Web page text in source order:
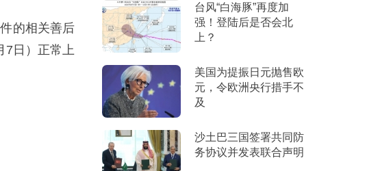
的相关善后
7日）正常上
台风“白海豚”再度加
强！登陆后是否会北
上？
美国为提振日元抛售欧
元，令欧洲央行措手不
及
沙土巴三国签署共同防
务协议并发表联合声明